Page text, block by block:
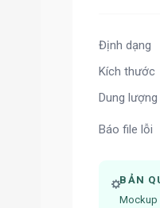
Định dạng
Kích thước
Dung lượng
Báo file lỗi
BẢN
Mockup